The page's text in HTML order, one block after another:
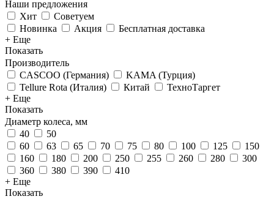
Наши предложения
Хит
Советуем
Новинка
Акция
Бесплатная доставка
+ Еще
Показать
Производитель
CASCOO (Германия)
KAMA (Турция)
Tellure Rota (Италия)
Китай
ТехноТаргет
+ Еще
Показать
Диаметр колеса, мм
40
50
60
63 65 70 75 80 100 125
150
160
180 200 250 255 260 280
300
360
380 390
410
+ Еще
Показать